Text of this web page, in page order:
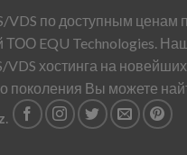
VDS по доступным ценам
ТОО EQU Technologies.
VDS хостинга на
поколения Вы можете
.